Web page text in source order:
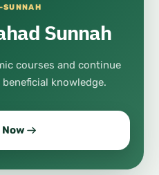
Sunnah
courses and continue
knowledge.